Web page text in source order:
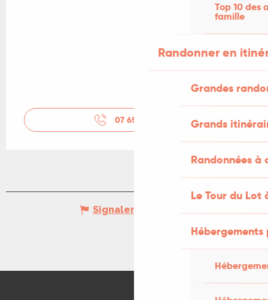
Top 10 des
famille
Randonner en
Grandes
Grands
Randonnées
Le Tour du Lot
07 65 72 16
Signaler une erreur